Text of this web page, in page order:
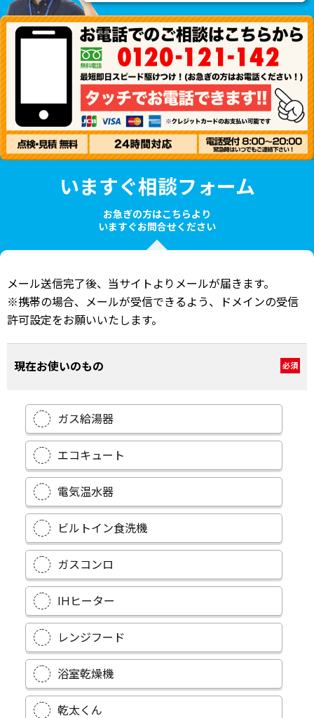
いますぐ相談フォーム
お急ぎの方はこちらより
いますぐお問合せください
メール送信完了後、当サイトよりメールが届きます。
※携帯の場合、メールが受信できるよう、ドメインの受信
許可設定をお願いいたします。
現在お使いのもの 必須
ガス給湯器
エコキュート
電気温水器
ビルトイン食洗機
ガスコンロ
IHヒーター
レンジフード
浴室乾燥機
乾太くん